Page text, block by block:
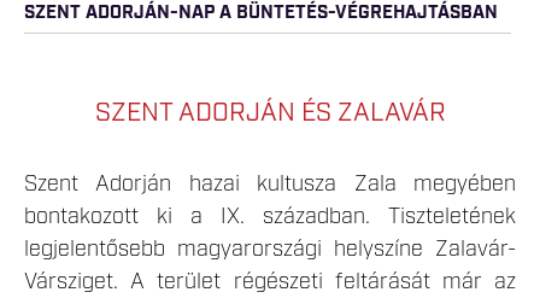
SZENT ADORJÁN-NAP A BÜNTETÉS-VÉGREHAJTÁSBAN
SZENT ADORJÁN ÉS ZALAVÁR
Szent Adorján hazai kultusza Zala megyében
bontakozott ki a IX. században. Tiszteletének
legjelentősebb magyarországi helyszíne Zalavár-
Vársziget. A terület régészeti feltárását már az